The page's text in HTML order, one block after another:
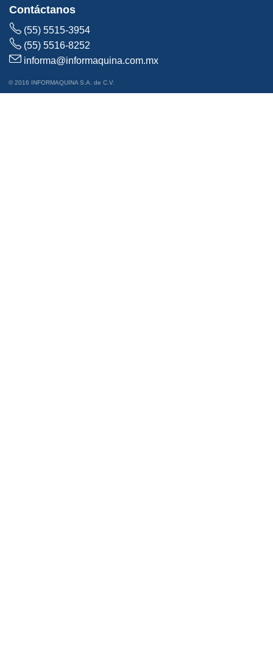
Contáctanos
(55) 5515-3954
(55) 5516-8252
informa@informaquina.com.mx
© 2016 INFORMAQUINA S.A. de C.V.